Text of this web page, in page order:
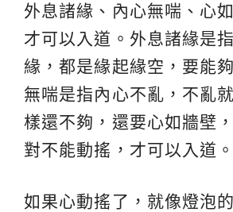
外息諸緣、內心無喘、心
才可以入道。外息諸緣是
緣，都是緣起緣空，要能
無喘是指內心不亂，不亂
樣還不夠，還要心如牆壁
對不能動搖，才可以入道。
如果心動搖了，就像燈泡